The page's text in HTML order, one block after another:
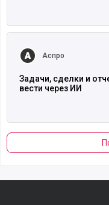
Аспро
Задачи, сделки и
вести через ИИ